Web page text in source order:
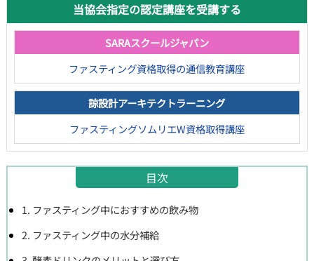
当協会指定の認定講座を受講する
SARAスクールジャパン
ファスティング資格取得の通信教育講座
諒設計アーキテクトラーニング
ファスティングソムリエW資格取得講座
目次
1. ファスティング中におすすめの飲み物
2. ファスティング中の水分補給